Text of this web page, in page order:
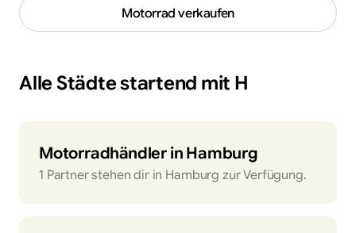
Motorrad verkaufen
Alle Städte startend mitH
Motorradhändler inHamburg
1 Partnerstehen dir in Hamburgzur Verfügung.